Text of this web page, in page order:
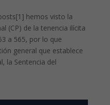
hemos visto la
(CP) de la tenencia ilícita
a 565, por lo que
general que establece
la Sentencia del